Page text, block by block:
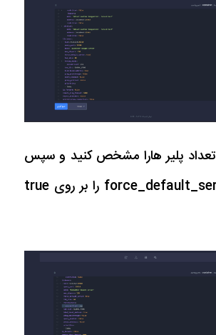
حال در خط 41 تعداد پلیر هارا مشخص کنید و سپس
در خط 42 force_default_server را بر روی true